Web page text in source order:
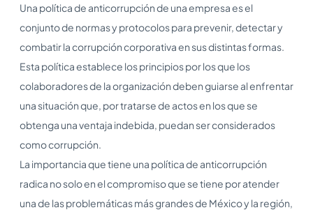
Una política de anticorrupción de una empresa es el
conjunto de normas y protocolos para prevenir, detectar y
combatir la corrupción corporativa en sus distintas formas.
Esta política establece los principios por los que los
colaboradores de la organización deben guiarse al enfrentar
una situación que, por tratarse de actos en los que se
obtenga una ventaja indebida, puedan ser considerados
como corrupción.
La importancia que tiene una política de anticorrupción
radica no solo en el compromiso que se tiene por atender
una de las problemáticas más grandes de México y la región,